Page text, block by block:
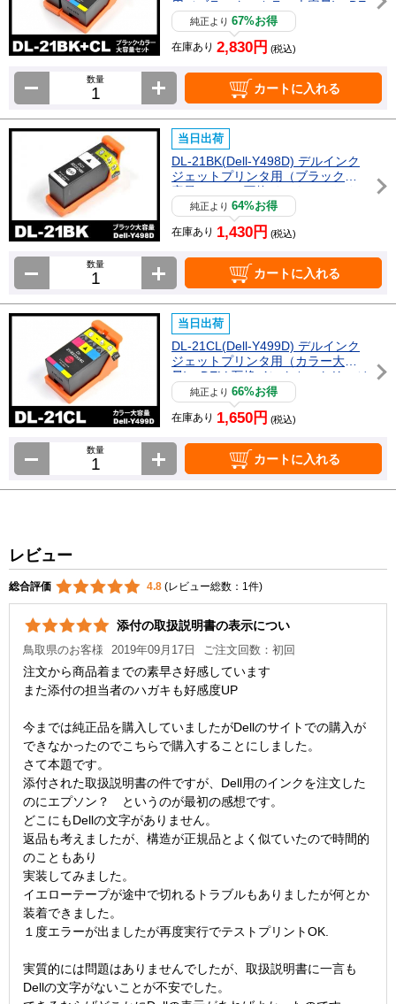
用（ブラック・カラー大容量) DE
LL互換インクカートリッジ
純正より67%お得
在庫あり 2,830円 (税込)
数量
カートに入れる
当日出荷
DL-21BK(Dell-Y498D) デルインク
ジェットプリンタ用（ブラック大
容量) DELL互換インクカートリッ
純正より64%お得
在庫あり 1,430円 (税込)
数量
カートに入れる
当日出荷
DL-21CL(Dell-Y499D) デルインク
ジェットプリンタ用（カラー大容
量) DELL互換インクカートリッジ
純正より66%お得
在庫あり 1,650円 (税込)
数量
カートに入れる
レビュー
総合評価 4.8 (レビュー総数：1件)
添付の取扱説明書の表示につい
鳥取県のお客様 2019年09月17日 ご注文回数：初回
注文から商品着までの素早さ好感しています
また添付の担当者のハガキも好感度UP
今までは純正品を購入していましたがDellのサイトでの購入が
できなかったのでこちらで購入することにしました。
さて本題です。
添付された取扱説明書の件ですが、Dell用のインクを注文した
のにエプソン？ というのが最初の感想です。
どこにもDellの文字がありません。
返品も考えましたが、構造が正規品とよく似ていたので時間的
のこともあり
実装してみました。
イエローテープが途中で切れるトラブルもありましたが何とか
装着できました。
１度エラーが出ましたが再度実行でテストプリントOK.
実質的には問題はありませんでしたが、取扱説明書に一言も
Dellの文字がないことが不安でした。